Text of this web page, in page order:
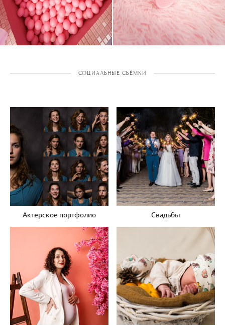
СОЦИАЛЬНЫЕ СЪЁМКИ
Актерское портфолио Свадьбы